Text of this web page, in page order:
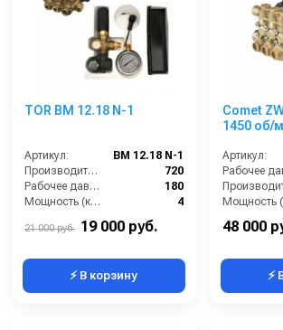
TOR BM 12.18 N-1
Артикул:
BM 12.18 N-1
Производительность (л/ч):
720
Рабочее давление (бар):
180
Мощность (кВт):
4
21 000 руб. 19 000 руб.
⚡ В корзину
Comet
1450 об/
Артикул:
48 000
⚡